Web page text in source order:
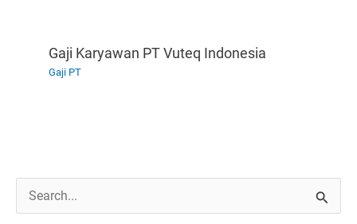
Gaji Karyawan PT Vuteq Indonesia
Gaji PT
a